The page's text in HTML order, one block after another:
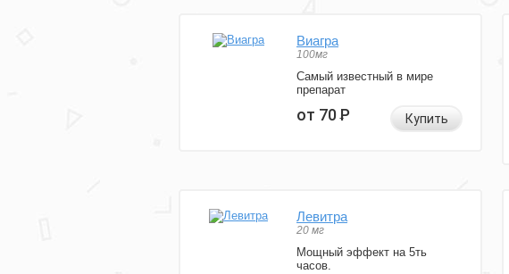
Виагра
100мг
Самый известный в мире
препарат
от 70Р Купить
Левитра
20 мг
Мощный эффект на 5ть
часов.